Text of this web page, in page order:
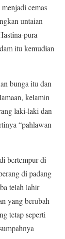
cemas
untaian
pura
itu kemudian
bunga itu dan
kelamin
laki-laki dan
“pahlawan
bertempur di
di padang
telah lahir
yang berubah
tetap seperti